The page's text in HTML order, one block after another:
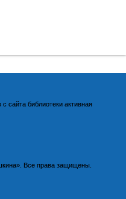
с сайта библиотеки активная
Все права защищены.